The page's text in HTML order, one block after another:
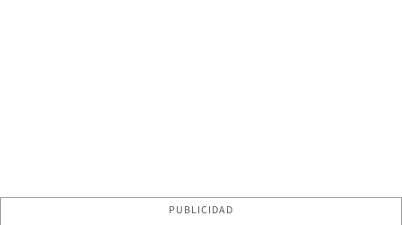
PUBLICIDAD